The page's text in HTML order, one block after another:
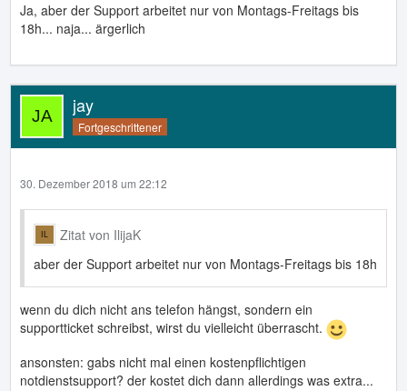
Ja, aber der Support arbeitet nur von Montags-Freitags bis
18h... naja... ärgerlich
jay
Fortgeschrittener
30. Dezember 2018 um 22:12
Zitat von IlijaK
aber der Support arbeitet nur von Montags-Freitags bis 18h
wenn du dich nicht ans telefon hängst, sondern ein
supportticket schreibst, wirst du vielleicht überrascht.
ansonsten: gabs nicht mal einen kostenpflichtigen
notdienstsupport? der kostet dich dann allerdings was extra...